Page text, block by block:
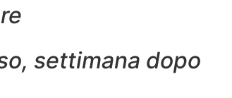
settimana dopo